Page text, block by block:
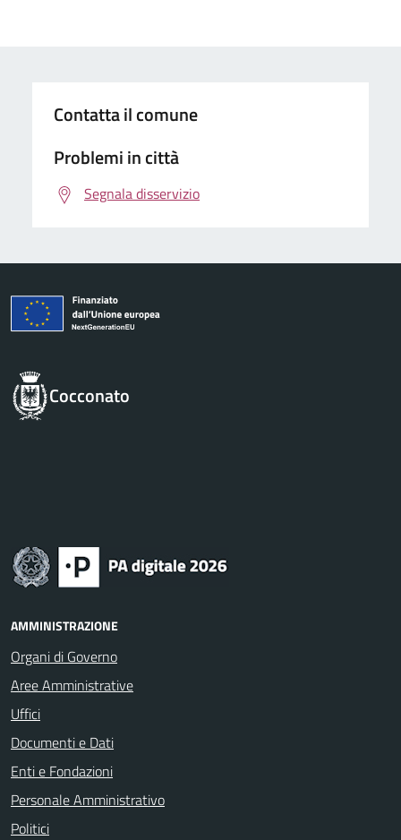
Contatta il comune
Problemi in città
Segnala disservizio
Cocconato
AMMINISTRAZIONE
Organi di Governo
Aree Amministrative
Uffici
Documenti e Dati
Enti e Fondazioni
Personale Amministrativo
Politici